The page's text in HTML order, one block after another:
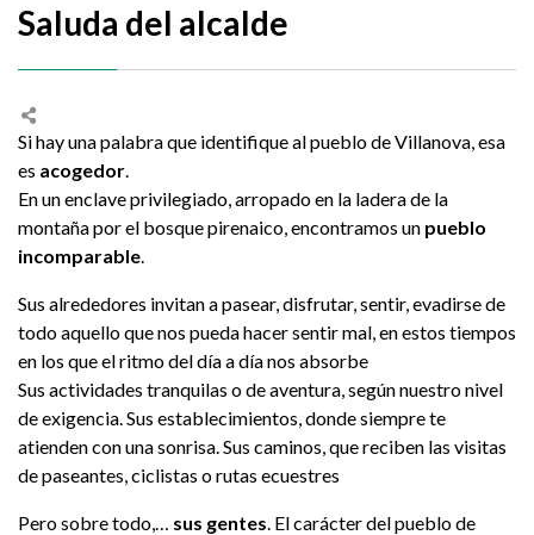
Saluda del alcalde
Si hay una palabra que identifique al pueblo de Villanova, esa
es acogedor
En un enclave privilegiado, arropado en la ladera de la
montaña por el bosque pirenaico, encontramos un pueblo
incomparable
Sus alrededores invitan a pasear, disfrutar, sentir, evadirse de
todo aquello que nos pueda hacer sentir mal, en estos tiempos
en los que el ritmo del día a día nos absorbe
Sus actividades tranquilas o de aventura, según nuestro nivel
de exigencia. Sus establecimientos, donde siempre te
atienden con una sonrisa. Sus caminos, que reciben las visitas
de paseantes, ciclistas o rutas ecuestres
Pero sobre todo,… sus gentes . El carácter del pueblo de